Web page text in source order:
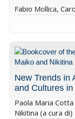
Fabio Mollica,
New Trends in
and Cultures
Paola Maria
Nikitina (a cura di)